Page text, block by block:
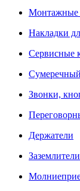
Монтажные
Накладки
Сервисные
Звонки,
Держатели